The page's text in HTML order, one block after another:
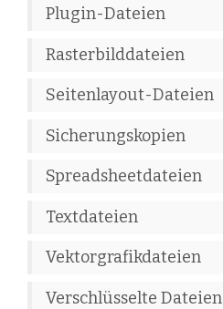
Plugin-Dateien
Rasterbilddateien
Seitenlayout-Dateien
Sicherungskopien
Spreadsheetdateien
Textdateien
Vektorgrafikdateien
Verschlüsselte Dateien